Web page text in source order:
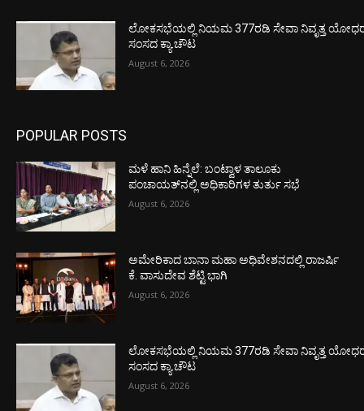
ಲೋಕಸಭೆಯಲ್ಲಿ ನಿಯಮ 377ರಡಿ ಸೇವಾ ನಿವೃತ್ತ
ಸಂಸದ ಕ್ಯಾ.ಚೌಟ
August 6, 2026
POPULAR POSTS
ಮಳೆ ಹಾನಿ ಹಿನ್ನೆಲೆ: ಬಂಟ್ವಾಳ ತಾಲೂಕು
ಪಂಚಾಯತ್‌ನಲ್ಲಿ ಅಧಿಕಾರಿಗಳ ತುರ್ತು ಸಭೆ
August 6, 2026
ಅಮೇರಿಕಾದ ಬಾನಾ ಮಹಾ ಅಧಿವೇಶನದಲ್ಲಿ ರಾಜರ್ಷಿ
ಕೆ. ವಾಸುದೇವ ಶೆಟ್ಟಿ ಭಾಗಿ
August 6, 2026
ಲೋಕಸಭೆಯಲ್ಲಿ ನಿಯಮ 377ರಡಿ ಸೇವಾ ನಿವೃತ್ತ
ಸಂಸದ ಕ್ಯಾ.ಚೌಟ
August 6, 2026